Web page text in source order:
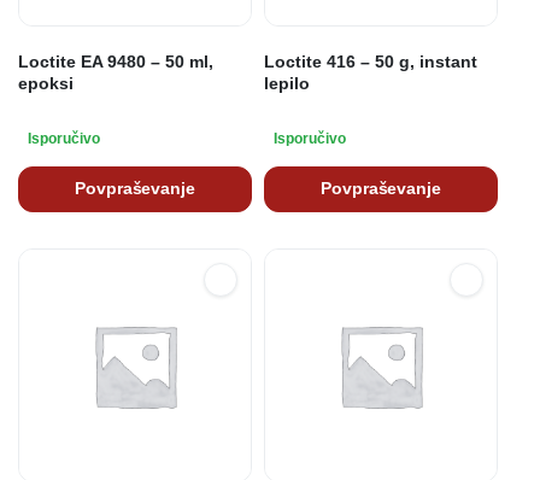
Loctite EA 9480 – 50 ml,
epoksi
Isporučivo
Povpraševanje
Loctite 416 – 50 g, instant
lepilo
Isporučivo
Povpraševanje